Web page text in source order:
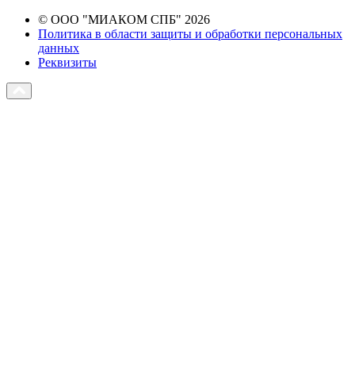
© ООО "МИАКОМ СПБ" 2026
Политика в области защиты и обработки персональных
данных
Реквизиты